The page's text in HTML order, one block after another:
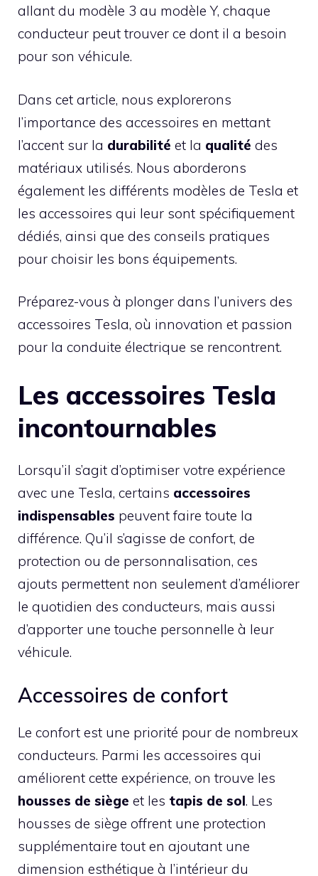
allant du modèle 3 au modèle Y, chaque
conducteur peut trouver ce dont il a besoin
pour son véhicule.
Dans cet article, nous explorerons
l’importance des accessoires en mettant
l’accent sur la durabilité et la qualité des
matériaux utilisés. Nous aborderons
également les différents modèles de Tesla et
les accessoires qui leur sont spécifiquement
dédiés, ainsi que des conseils pratiques
pour choisir les bons équipements.
Préparez-vous à plonger dans l’univers des
accessoires Tesla, où innovation et passion
pour la conduite électrique se rencontrent.
Les accessoires Tesla
incontournables
Lorsqu’il s’agit d’optimiser votre expérience
avec une Tesla, certains accessoires
indispensables peuvent faire toute la
différence. Qu’il s’agisse de confort, de
protection ou de personnalisation, ces
ajouts permettent non seulement d’améliorer
le quotidien des conducteurs, mais aussi
d’apporter une touche personnelle à leur
véhicule.
Accessoires de confort
Le confort est une priorité pour de nombreux
conducteurs. Parmi les accessoires qui
améliorent cette expérience, on trouve les
housses de siège et les tapis de sol. Les
housses de siège offrent une protection
supplémentaire tout en ajoutant une
dimension esthétique à l’intérieur du